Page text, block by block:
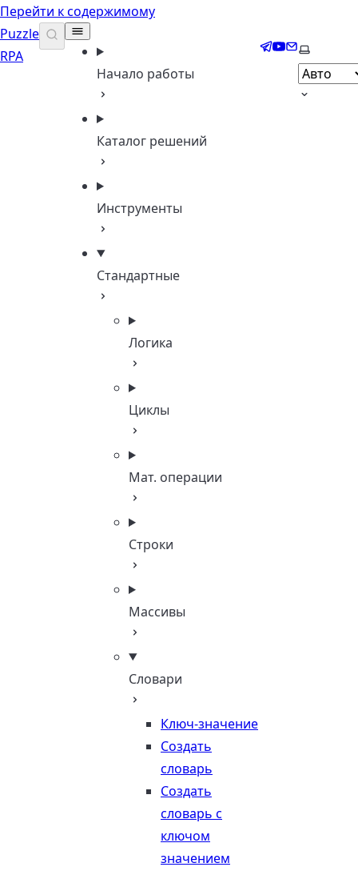
Перейти к содержимому
Puzzle
RPA
Начало работы
Каталог решений
Инструменты
Стандартные
Логика
Циклы
Мат. операции
Строки
Массивы
Словари
Ключ-значение
Создать
словарь
Создать
словарь с
ключом
значением
Telegram
YouTube
Email